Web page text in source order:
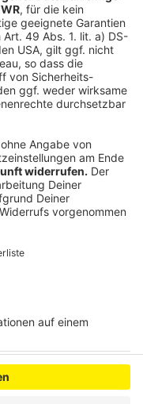
holen Silber
Schützen- und
Zeugensuche nach